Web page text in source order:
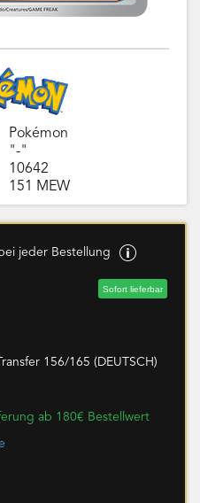
Pokémon
"-"
10642
151 MEW
jeder Bestellung
Sofort lieferbar
156/165 (DEUTSCH)
ab 180€ Bestellwert